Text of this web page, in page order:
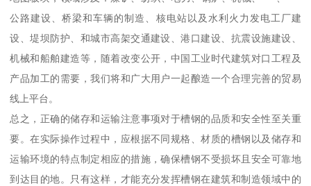
公路建设、桥梁和车辆的制造、核电站以及水利火力发电工厂建
设、堤坝防护、和城市高架交通建设、港口建设、抗震设施建设、
机械和船舶建造等，随着改变公开，中国工业时代建筑对口工程及
产品加工的需要，我们将和广大用户一起酿造一个合理完善的贸易
线上平台。
总之，正确的储存和运输注意事项对于槽钢的品质和安全性至关重
要。在实际操作过程中，应根据不同规格、材质的槽钢以及储存和
运输环境的特点制定相应的措施，确保槽钢不受损坏且安全可靠地
到达目的地。只有这样，才能充分发挥槽钢在建筑和制造领域中的